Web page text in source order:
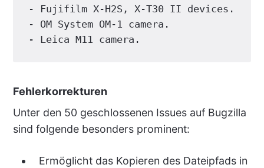
- Fujifilm X-H2S, X-T30 II devices.
- OM System OM-1 camera.
- Leica M11 camera.
Fehlerkorrekturen
Unter den 50 geschlossenen Issues auf Bugzilla
sind folgende besonders prominent:
Ermöglicht das Kopieren des Dateipfads in